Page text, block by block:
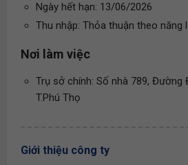
Ngày hết hạn: 13/06/2026
Thu nhập: Thỏa thuận theo năng
Nơi làm việc
Trụ sở chính: Số nhà 789, Đường
T.Phú Thọ
Giới thiệu công ty